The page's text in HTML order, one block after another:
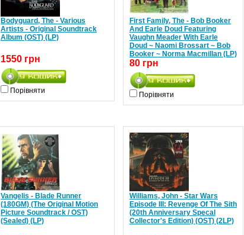
Bodyguard, The - Various
Artists - Original Soundtrack
Album (OST) (LP)
1550 грн
Порівняти
First Family, The - Bob Booker
And Earle Doud Featuring
Vaughn Meader With Earle
Doud ~ Naomi Brossart ~ Bob
Booker ~ Norma Macmillan (LP)
80 грн
Порівняти
Vangelis - Blade Runner
(180GM) (The Original Motion
Picture Soundtrack / OST)
(Sealed) (LP)
Williams, John - Star Wars
Episode III: Revenge Of The Sith
(20th Anniversary Specal
Collector's Edition) (OST) (2LP)